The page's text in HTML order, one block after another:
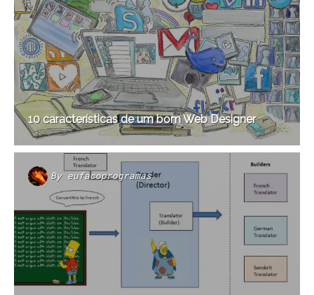
10 características de um bom Web Designer
By eufacoprogramas